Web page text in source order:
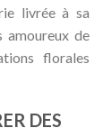
livrée à sa
amoureux de
florales
DES